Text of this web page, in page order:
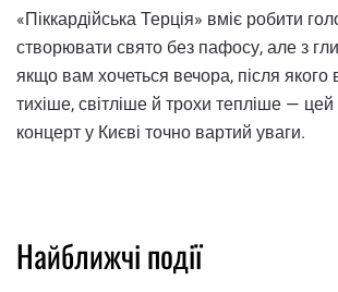
«Піккардійська Терція» вміє робити
створювати свято без пафосу, але з
якщо вам хочеться вечора, після якого
тихіше, світліше й трохи тепліше — цей
концерт у Києві точно вартий уваги.
Найближчі події